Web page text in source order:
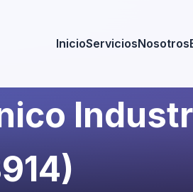
InicioServiciosNosotros